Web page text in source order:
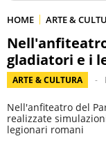
HOME ARTE &
gladiatori e i
ARTE & CULTURA
Nell'anfiteatro del
realizzate
legionari romani